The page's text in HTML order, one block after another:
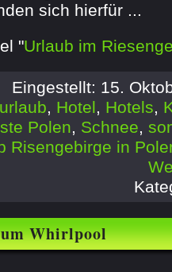
sich hierfür ...
"Urlaub im
Eingestellt: 15.
, Hotel, Hotels,
Polen, Schnee,
Risengebirge in
Whirlpool